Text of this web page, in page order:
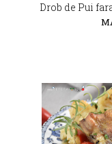
Drob de Pui